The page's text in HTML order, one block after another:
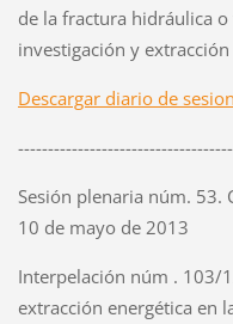
de la fractura hidráulica
investigación y
Descargar diario de
Sesión plenaria núm. 53.
10 de mayo de 2013
Interpelación núm . 103/
extracción energética en